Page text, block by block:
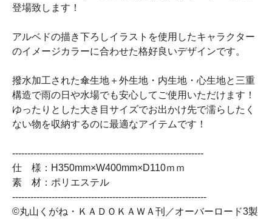
登場致します！
アルベドの描き下ろしイラストを使用したキャラクター
のイメージカラーに合わせた格好良いデザインです。
撥水加工された傘生地＋外生地・内生地・心生地と三重
構造で雨の日や水場でも安心してご使用いただけます！
ゆったりとした大き目サイズでお出かけ先で濡らしたく
ない物を収納するのに最適なアイテムです！
---------------------------------------------------------------
仕 様：H350mm×W400mm×D110ｍｍ
素 材：ポリエステル
----------------------------------------------------------------
©丸山くがね・ＫＡＤＯＫＡＷＡ刊／オーバーロード3製